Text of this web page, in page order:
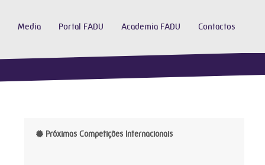
Media Portal FADU Academia FADU Contactos
Próximas Competições Internacionais